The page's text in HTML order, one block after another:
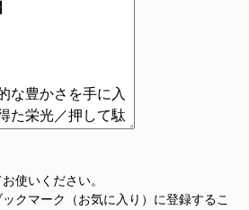
使いください。
クマーク（お気に入り）に登録するこ